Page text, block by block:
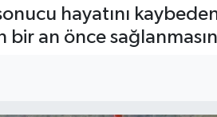
hayatını
bir an önce